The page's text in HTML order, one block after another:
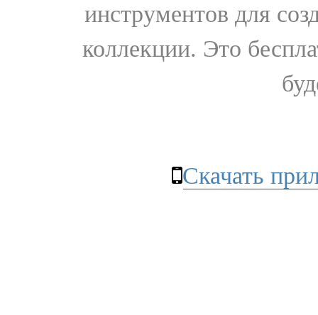
инструментов для
коллекции. Это
Скачать